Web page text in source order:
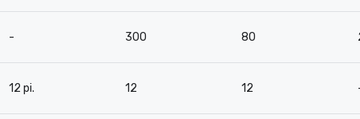
- 300 80
12 pi. 12 12